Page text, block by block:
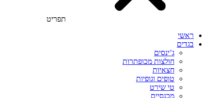
תפריט
ראשי
בגדים
ג’ינסים
חולצות מכופתרות
חצאיות
טופים וגופיות
טי שירט
מכנסיים